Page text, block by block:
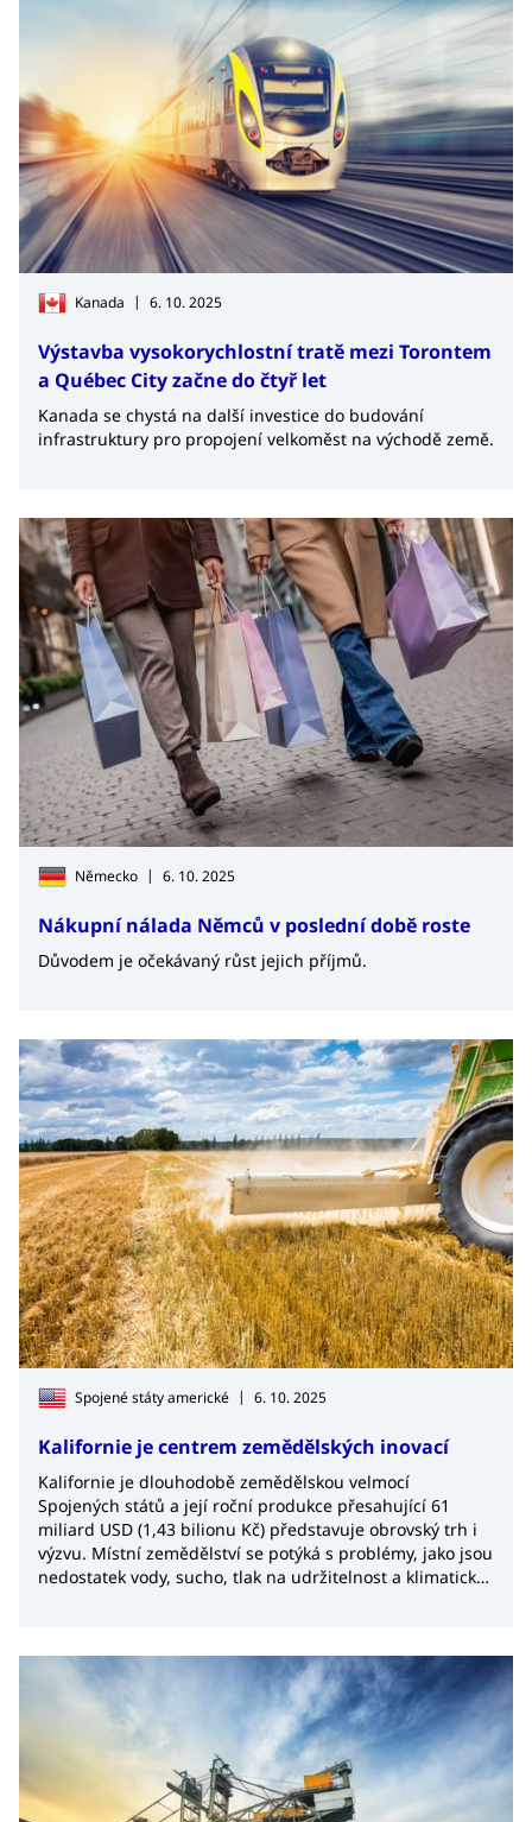
Kanada | 6. 10. 2025
Výstavba vysokorychlostní tratě mezi Torontem
a Québec City začne do čtyř let
Kanada se chystá na další investice do budování
infrastruktury pro propojení velkoměst na východě země.
Německo | 6. 10. 2025
Nákupní nálada Němců v poslední době roste
Důvodem je očekávaný růst jejich příjmů.
Spojené státy americké | 6. 10. 2025
Kalifornie je centrem zemědělských inovací
Kalifornie je dlouhodobě zemědělskou velmocí
Spojených států a její roční produkce přesahující 61
miliard USD (1,43 bilionu Kč) představuje obrovský trh i
výzvu. Místní zemědělství se potýká s problémy, jako jsou
nedostatek vody, sucho, tlak na udržitelnost a klimatické